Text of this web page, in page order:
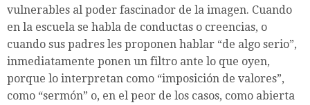
vulnerables al poder fascinador de la imagen. Cuando
en la escuela se habla de conductas o creencias, o
cuando sus padres les proponen hablar “de algo serio”,
inmediatamente ponen un filtro ante lo que oyen,
porque lo interpretan como “imposición de valores”,
como “sermón” o, en el peor de los casos, como abierta